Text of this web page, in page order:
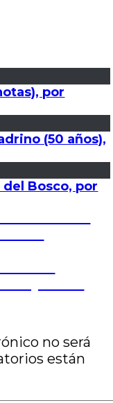
por
(50 años),
Bosco, por
no será
están